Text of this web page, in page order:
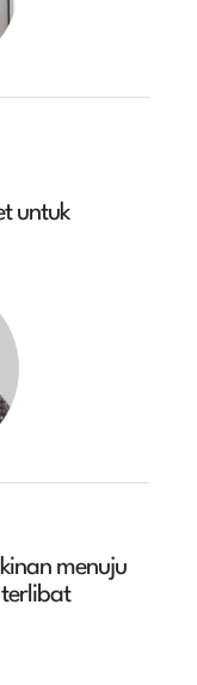
untuk
menuju